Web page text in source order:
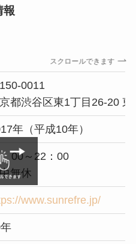
報
スクロールできます
0011
都渋谷区東1丁目26-20
年（平成10年）
00～22：00
無休
www.sunrefre.jp/